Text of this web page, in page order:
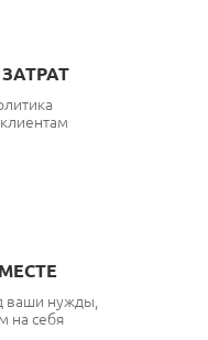
ваши нужды,
на себя